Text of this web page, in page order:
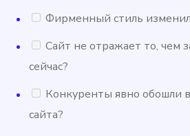
Фирменный стиль
Сайт не отражает то, чем
сейчас?
Конкуренты явно обошли
сайта?